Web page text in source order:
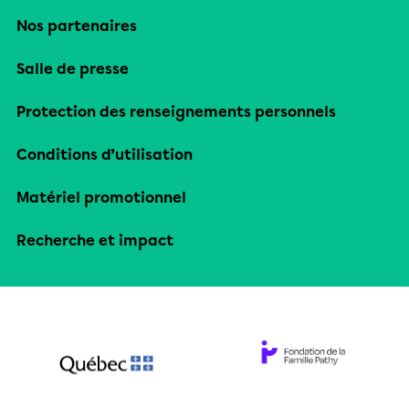
Nos partenaires
Salle de presse
Protection des renseignements personnels
Conditions d’utilisation
Matériel promotionnel
Recherche et impact